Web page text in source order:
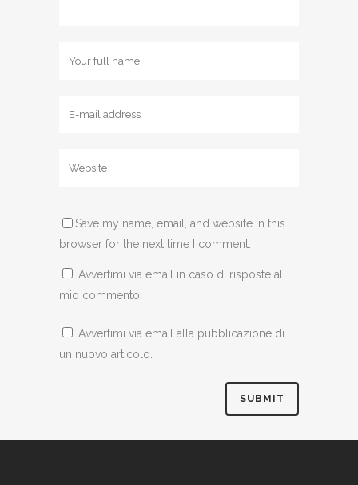
Save my name, email, and website in this
browser for the next time I comment.
Avvertimi via email in caso di risposte al
mio commento.
Avvertimi via email alla pubblicazione di
un nuovo articolo.